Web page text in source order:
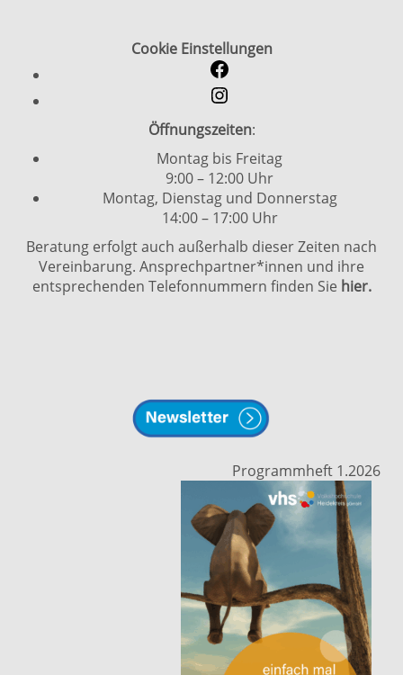
Cookie Einstellungen
Öffnungszeiten:
Montag bis Freitag
9:00 – 12:00 Uhr
Montag, Dienstag und Donnerstag
14:00 – 17:00 Uhr
Beratung erfolgt auch außerhalb dieser Zeiten nach
Vereinbarung. Ansprechpartner*innen und ihre
entsprechenden Telefonnummern finden Sie hier.
Programmheft 1.2026